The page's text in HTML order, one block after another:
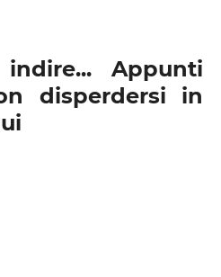
Appunti
disperdersi in